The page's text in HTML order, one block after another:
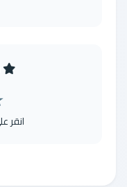
انقر